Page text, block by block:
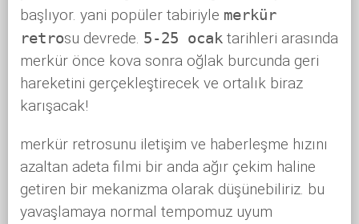
başlıyor. yani popüler tabiriyle merkür
retrosu devrede. 5-25 ocak tarihleri arasında
merkür önce kova sonra oğlak burcunda geri
hareketini gerçekleştirecek ve ortalık biraz
karışacak!
merkür retrosunu iletişim ve haberleşme hızını
azaltan adeta filmi bir anda ağır çekim haline
getiren bir mekanizma olarak düşünebiliriz. bu
yavaşlamaya normal tempomuz uyum